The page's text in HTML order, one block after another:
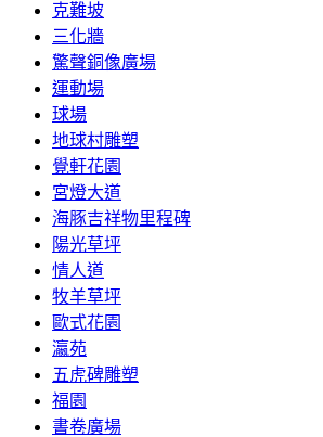
克難坡
三化牆
驚聲銅像廣場
運動場
球場
地球村雕塑
覺軒花園
宮燈大道
海豚吉祥物里程碑
陽光草坪
情人道
牧羊草坪
歐式花園
瀛苑
五虎碑雕塑
福園
書卷廣場